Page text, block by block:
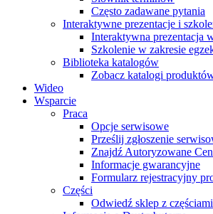
Często zadawane pytania
Interaktywne prezentacje i
Interaktywna prezentacja
Szkolenie w zakresie
Biblioteka katalogów
Zobacz katalogi
Wideo
Wsparcie
Praca
Opcje serwisowe
Prześlij zgłoszenie
Znajdź Autoryzowane
Informacje gwarancyjne
Formularz rejestracyjny
Części
Odwiedź sklep z częściami